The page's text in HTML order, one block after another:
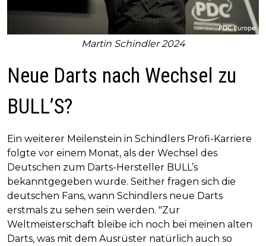
Martin Schindler 2024
Neue Darts nach Wechsel zu
BULL’S?
Ein weiterer Meilenstein in Schindlers Profi-Karriere
folgte vor einem Monat, als der Wechsel des
Deutschen zum Darts-Hersteller BULL’s
bekanntgegeben wurde. Seither fragen sich die
deutschen Fans, wann Schindlers neue Darts
erstmals zu sehen sein werden. "Zur
Weltmeisterschaft bleibe ich noch bei meinen alten
Darts, was mit dem Ausrüster natürlich auch so